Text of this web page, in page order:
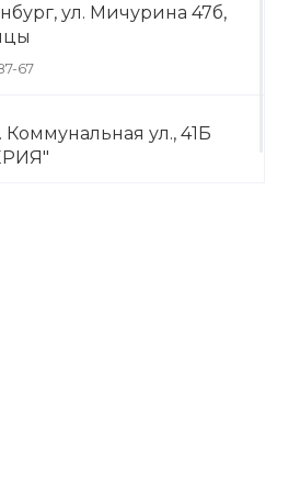
ул. Мичурина 47б,
67
Коммунальная ул., 41Б